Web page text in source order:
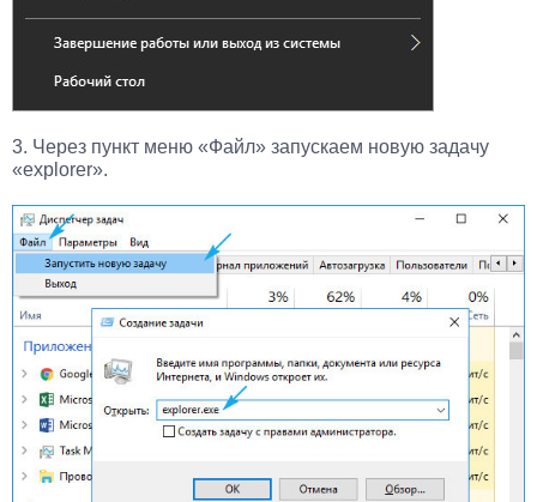
3. Через пункт меню «Файл» запускаем новую задачу
«explorer».